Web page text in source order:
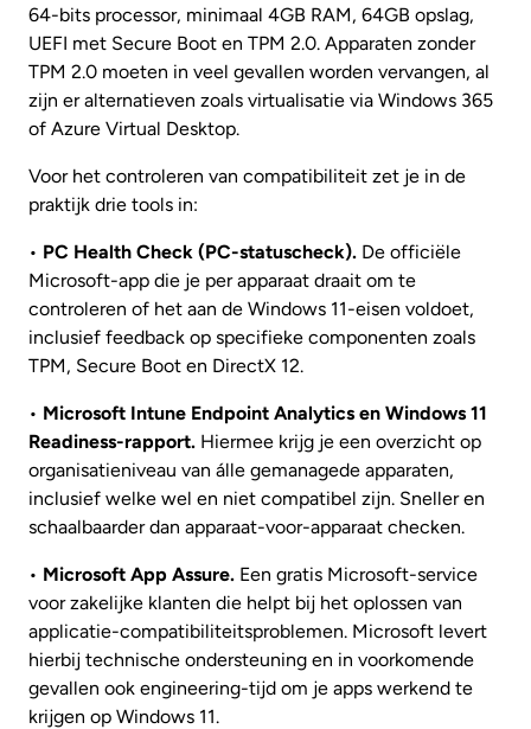
64-bits processor, minimaal 4GB RAM, 64GB opslag,
UEFI met Secure Boot en TPM 2.0. Apparaten zonder
TPM 2.0 moeten in veel gevallen worden vervangen, al
zijn er alternatieven zoals virtualisatie via Windows 365
of Azure Virtual Desktop.
Voor het controleren van compatibiliteit zet je in de
praktijk drie tools in:
• PC Health Check (PC-statuscheck). De officiële
Microsoft-app die je per apparaat draait om te
controleren of het aan de Windows 11-eisen voldoet,
inclusief feedback op specifieke componenten zoals
TPM, Secure Boot en DirectX 12.
• Microsoft Intune Endpoint Analytics en Windows 11
Readiness-rapport. Hiermee krijg je een overzicht op
organisatieniveau van álle gemanagede apparaten,
inclusief welke wel en niet compatibel zijn. Sneller en
schaalbaarder dan apparaat-voor-apparaat checken.
• Microsoft App Assure. Een gratis Microsoft-service
voor zakelijke klanten die helpt bij het oplossen van
applicatie-compatibiliteitsproblemen. Microsoft levert
hierbij technische ondersteuning en in voorkomende
gevallen ook engineering-tijd om je apps werkend te
krijgen op Windows 11.